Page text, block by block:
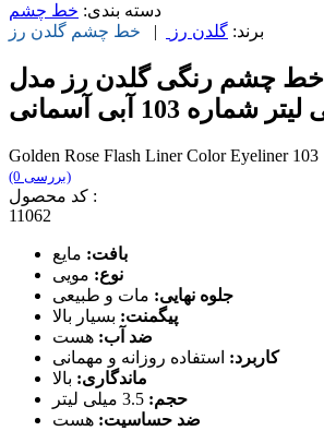
دسته بندی: خط چشم
برند: گلدن رز | خط چشم گلدن رز
خط چشم رنگی گلدن رز مدل Flash Liner
Golden Rose Flash Liner Color Eyeliner 103
(0 بررسی)
کد محصول :
11062
بافت: مایع
نوع: مویی
جلوه نهایی: مات و طبیعی
پیگمنت: بسیار بالا
ضد آب: هست
کاربرد: استفاده روزانه و مهمانی
ماندگاری: بالا
حجم:
ضد حساسیت: هست